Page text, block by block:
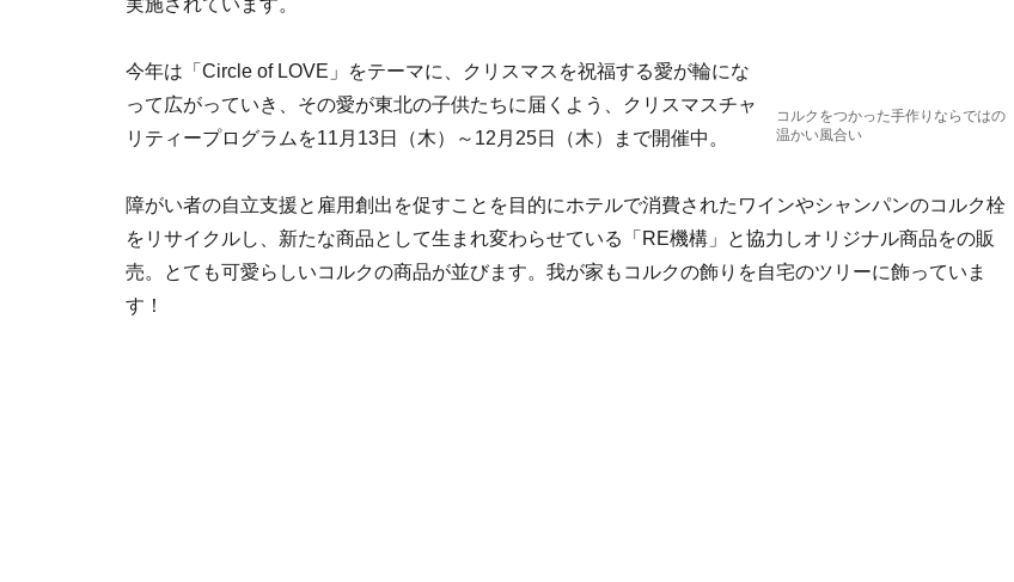
コルクをつかった手作りならではの
温かい風合い
実施されています。
今年は「Circle of LOVE」をテーマに、クリスマスを祝福する愛が輪にな
って広がっていき、その愛が東北の子供たちに届くよう、クリスマスチャ
リティープログラムを11月13日（木）～12月25日（木）まで開催中。
障がい者の自立支援と雇用創出を促すことを目的にホテルで消費されたワインやシャンパンのコルク栓
をリサイクルし、新たな商品として生まれ変わらせている「RE機構」と協力しオリジナル商品をの販
売。とても可愛らしいコルクの商品が並びます。我が家もコルクの飾りを自宅のツリーに飾っていま
す！